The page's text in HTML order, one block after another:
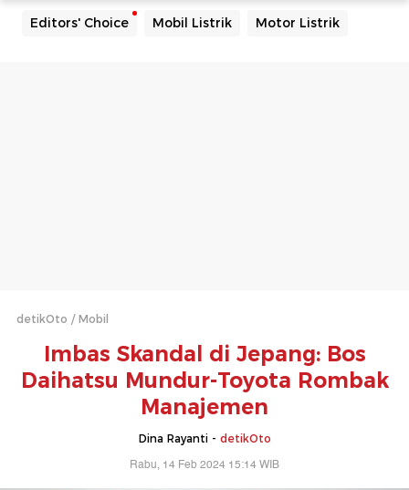
Editors' Choice Mobil Listrik Motor Listrik
detikOto Mobil
Imbas Skandal di Jepang: Bos
Daihatsu Mundur-Toyota Rombak
Manajemen
Dina Rayanti - detikOto
Rabu, 14 Feb 2024 15:14 WIB